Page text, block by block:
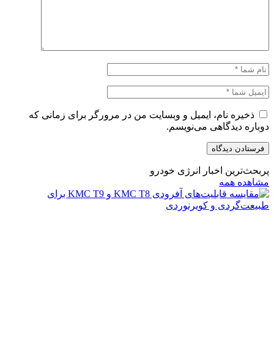
ذخیره نام، ایمیل و وبسایت من در مرورگر برای زمانی که
دوباره دیدگاهی می‌نویسم.
پربحث‌ترین اخبار انرژی خودرو
مشاهده همه